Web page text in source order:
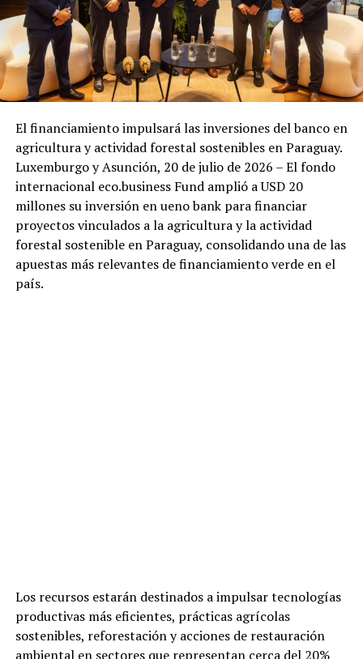
El financiamiento impulsará las inversiones del banco en
agricultura y actividad forestal sostenibles en Paraguay.
Luxemburgo y Asunción, 20 de julio de 2026 – El fondo
internacional eco.business Fund amplió a USD 20
millones su inversión en ueno bank para financiar
proyectos vinculados a la agricultura y la actividad
forestal sostenible en Paraguay, consolidando una de las
apuestas más relevantes de financiamiento verde en el
país.
Los recursos estarán destinados a impulsar tecnologías
productivas más eficientes, prácticas agrícolas
sostenibles, reforestación y acciones de restauración
ambiental en sectores que representan cerca del 20%